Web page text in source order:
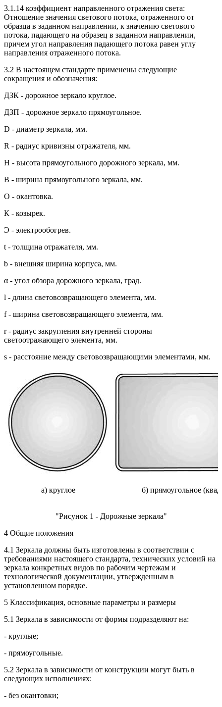
3.1.14 коэффициент направленного отражения света:
Отношение значения светового потока, отраженного от
образца в заданном направлении, к значению светового
потока, падающего на образец в заданном направлении,
причем угол направления падающего потока равен углу
направления отраженного потока.
3.2 В настоящем стандарте применены следующие
сокращения и обозначения:
ДЗК - дорожное зеркало круглое.
ДЗП - дорожное зеркало прямоугольное.
D - диаметр зеркала, мм.
R - радиус кривизны отражателя, мм.
Н - высота прямоугольного дорожного зеркала, мм.
В - ширина прямоугольного зеркала, мм.
О - окантовка.
К - козырек.
Э - электрообогрев.
t - толщина отражателя, мм.
b - внешняя ширина корпуса, мм.
α - угол обзора дорожного зеркала, град.
l - длина световозвращающего элемента, мм.
f - ширина световозвращающего элемента, мм.
r - радиус закругления внутренней стороны
светоотражающего элемента, мм.
s - расстояние между световозвращающими элементами, мм.
а) круглое б) прямоугольное
"Рисунок 1 - Дорожные зеркала"
4 Общие положения
4.1 Зеркала должны быть изготовлены в соответствии с
требованиями настоящего стандарта, технических условий на
зеркала конкретных видов по рабочим чертежам и
технологической документации, утвержденным в
установленном порядке.
5 Классификация, основные параметры и размеры
5.1 Зеркала в зависимости от формы подразделяют на:
- круглые;
- прямоугольные.
5.2 Зеркала в зависимости от конструкции могут быть в
следующих исполнениях:
- без окантовки;